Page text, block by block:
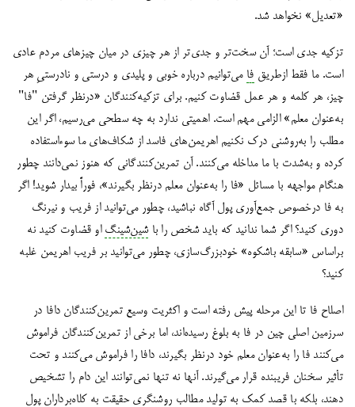
«تعدیل» نخواهد شد.
تزکیه جدی است؛ آن سخت‌تر و جدی‌تر از هر چیزی در میان چیزهای مردم عادی
است. ما فقط ازطریق فا می‌توانیم درباره خوبی و پلیدی و درستی و نادرستیِ هر
چیز، هر کلمه و هر عمل قضاوت کنیم. برای تزکیه‌کنندگان «درنظر گرفتن "فا"
به‌عنوان معلم» الزامی مهم است. اهمیتی ندارد به چه سطحی می‌رسیم، اگر این
مطلب را به‌‌روشنی درک نکنیم اهریمن‌های فاسد از شکاف‌های ما سوءاستفاده
کرده و به‌شدت با ما مداخله می‌کنند. آن تمرین‌کنندگانی که هنوز نمی‌دانند چطور
هنگام مواجهه با مسائل «فا را به‌عنوان معلم درنظر بگیرند»، فوراً بیدار شوید! اگر
به فا درخصوص جمع‌آوری پول آگاه نباشید، چطور می‌توانید از فریب و نیرنگ
دوری کنید؟ اگر شما ندانید که باید شخص را باشین‌شینگ او قضاوت کنید نه
براساس «سابقه باشکوه» خودبزرگ‌سازی، چطور می‌توانید بر فریب اهریمن غلبه
کنید؟
اصلاح فا تا این مرحله پیش رفته است و اکثریت وسیع تمرین‌کنندگان دافا در
سرزمین اصلی چین در فا به بلوغ رسیده‌اند، اما برخی از تمرین‌کنندگان فراموش
می‌کنند فا را به‌عنوان معلم خود درنظر بگیرند، دافا را فراموش می‌کنند و تحت
تأثیر سخنان فریبنده قرار می‌گیرند. آنها نه تنها نمی‌توانند این دام را تشخیص
دهند، بلکه با قصد کمک به تولید مطالب روشنگری حقیقت به کلاه‌برداران پول